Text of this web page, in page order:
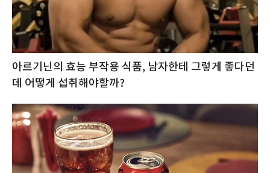
아르기닌의 효능 부작용 식품, 남자한테 그렇게 좋다던
데 어떻게 섭취해야할까?